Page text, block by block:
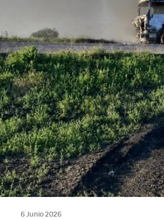
6 Junio 2026